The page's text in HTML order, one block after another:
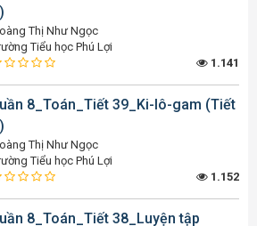
Thị Như Ngọc
Tiểu học Phú Lợi
1.141
8_Toán_Tiết 39_Ki-lô-gam (Tiết
Thị Như Ngọc
Tiểu học Phú Lợi
1.152
8_Toán_Tiết 38_Luyện tập